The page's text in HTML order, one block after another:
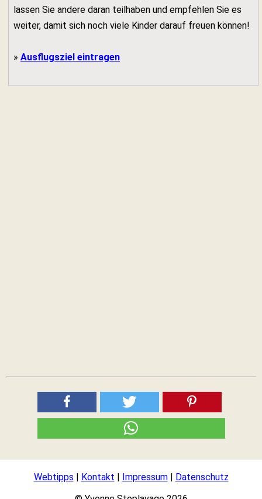
lassen Sie andere daran teilhaben und empfehlen Sie es
weiter, damit sich noch viele Kinder darauf freuen können!
» Ausflugsziel eintragen
Webtipps | Kontakt | Impressum| Datenschutz